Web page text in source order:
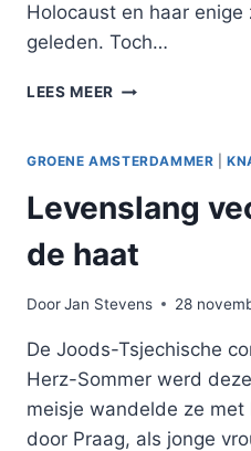
Holocaust en haar
geleden. Toch…
LEES MEER “LEVEN
LASTIG”
GROENE AMSTERDAMMER |
Levenslang
de haat
DoorJan Stevens 28
De Joods-Tsjechische
Herz-Sommer werd
meisje wandelde ze met
door Praag, als jonge